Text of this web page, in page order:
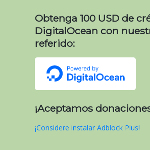
Obtenga 100 USD de
DigitalOcean con
referido:
¡Aceptamos
¡Considere instalar Adblock Plus!